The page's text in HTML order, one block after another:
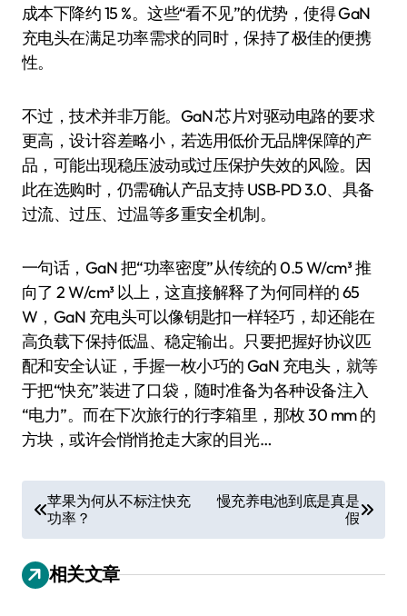
成本下降约 15 %。这些“看不见”的优势，使得 GaN
充电头在满足功率需求的同时，保持了极佳的便携
性。
不过，技术并非万能。GaN 芯片对驱动电路的要求
更高，设计容差略小，若选用低价无品牌保障的产
品，可能出现稳压波动或过压保护失效的风险。因
此在选购时，仍需确认产品支持 USB‑PD 3.0、具备
过流、过压、过温等多重安全机制。
一句话，GaN 把“功率密度”从传统的 0.5 W/cm³ 推
向了 2 W/cm³ 以上，这直接解释了为何同样的 65
W，GaN 充电头可以像钥匙扣一样轻巧，却还能在
高负载下保持低温、稳定输出。只要把握好协议匹
配和安全认证，手握一枚小巧的 GaN 充电头，就等
于把“快充”装进了口袋，随时准备为各种设备注入
“电力”。而在下次旅行的行李箱里，那枚 30 mm 的
方块，或许会悄悄抢走大家的目光…
章
导
航
苹果为何从不标注快充
功率？
慢充养电池到底是真是
假
相关文章